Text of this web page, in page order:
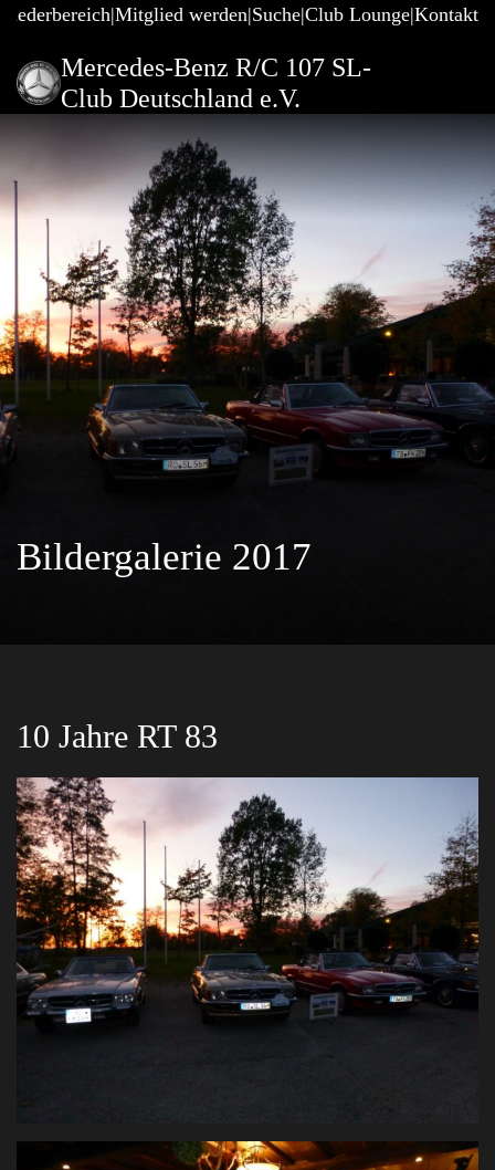
Mitglied werden Suche Club Lounge Kontakt
Mercedes-Benz R/C 107 SL-
Club Deutschland e.V.
Bildergalerie 2017
10 Jahre RT 83